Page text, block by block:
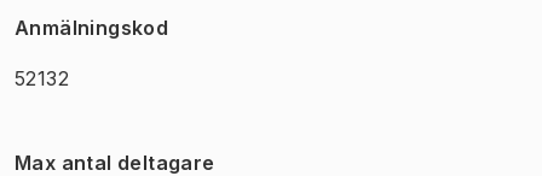
Anmälningskod
52132
Max antal deltagare